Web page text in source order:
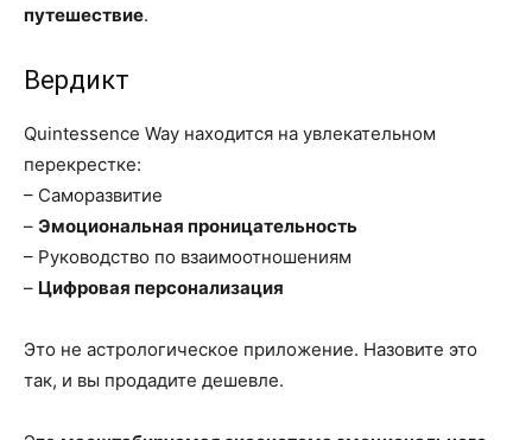
путешествие.
Вердикт
Quintessence Way находится на увлекательном
перекрестке:
– Саморазвитие
– Эмоциональная проницательность
– Руководство по взаимоотношениям
– Цифровая персонализация
Это не астрологическое приложение. Назовите это
так, и вы продадите дешевле.